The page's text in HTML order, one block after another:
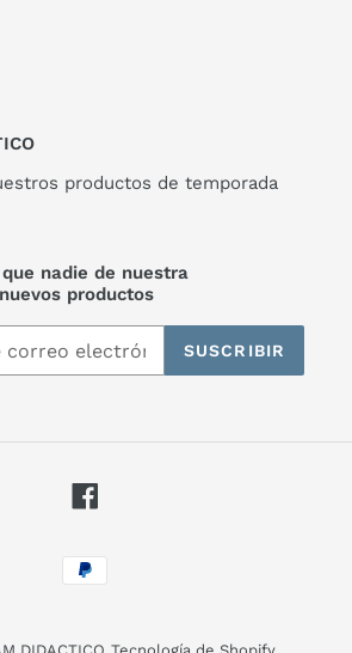
productos de temporada
nadie de nuestra
productos
SUSCRIBIR
Facebook
Métodos
de